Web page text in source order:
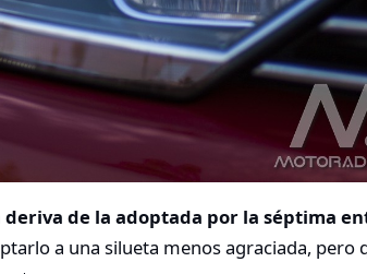
deriva de la adoptada por la séptima
a una silueta menos agraciada, pero